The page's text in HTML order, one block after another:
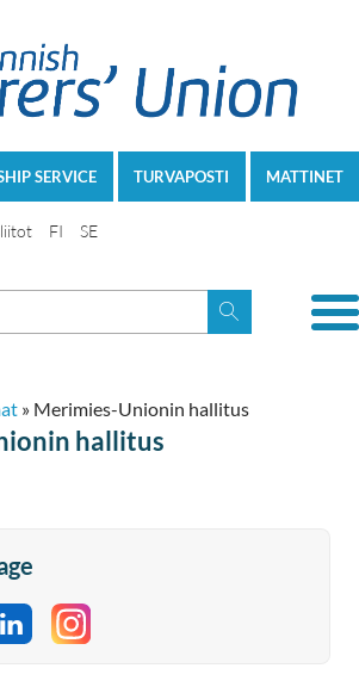
MATTINET
TURVAPOSTI
SERVICE
FI SE
» Merimies-Unionin hallitus
hallitus
on Twitter
Share on LinkedIn